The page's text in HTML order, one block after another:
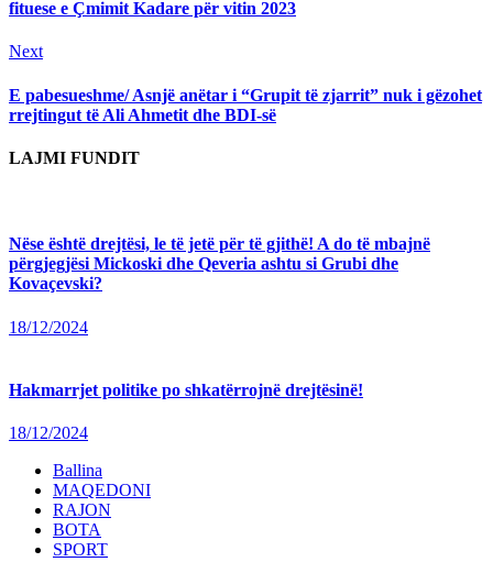
fituese e Çmimit Kadare për vitin 2023
NextNext
E pabesueshme/ Asnjë anëtar i “Grupit të zjarrit” nuk i gëzohet
rrejtingut të Ali Ahmetit dhe BDI-së
LAJMI FUNDIT
Nëse është drejtësi, le të jetë për të gjithë! A do të mbajnë
përgjegjësi Mickoski dhe Qeveria ashtu si Grubi dhe
Kovaçevski?
18/12/2024
Hakmarrjet politike po shkatërrojnë drejtësinë!
18/12/2024
Ballina
MAQEDONI
RAJON
BOTA
SPORT